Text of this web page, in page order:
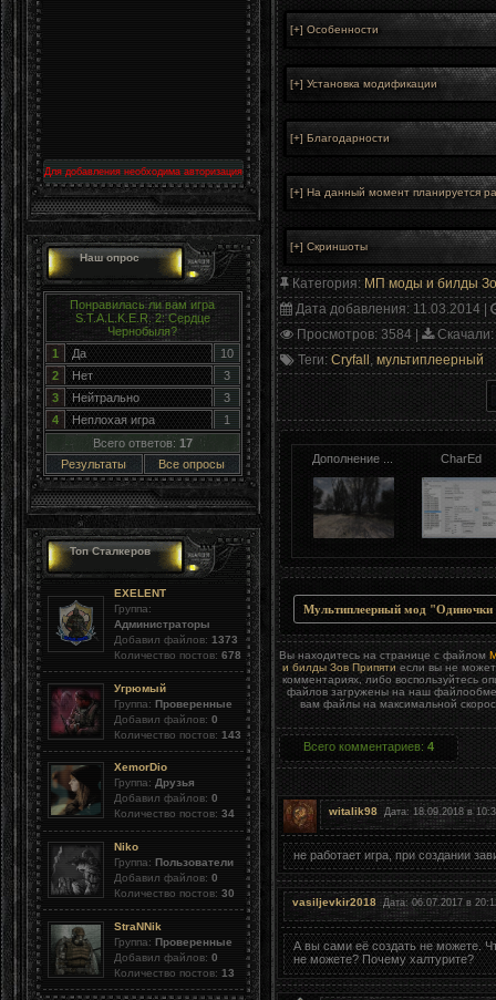
Для добавления необходима авторизация
Наш опрос
Понравилась ли вам игра
S.T.A.L.K.E.R. 2: Сердце
Чернобыля?
1
Да
10
2
Нет
3
3
Нейтрально
3
4
Неплохая игра
1
Всего ответов: 17
Результаты
Все опросы
Топ Сталкеров
EXELENT
Группа:
Администраторы
Добавил файлов: 1373
Количество постов: 678
Угрюмый
Группа: Проверенные
Добавил файлов: 0
Количество постов: 143
XemorDio
Группа: Друзья
Добавил файлов: 0
Количество постов: 34
Niko
Группа: Пользователи
Добавил файлов: 0
Количество постов: 30
StraNNik
Группа: Проверенные
Добавил файлов: 0
Количество постов: 13
Категория: МП моды и билды
Дата добавления: 11.03.2014 |
Просмотров: 3584 | Скачали
Теги: Cryfall мультиплеерный
Дополнение ... CharEd
Мультиплеерный мод "Одиночки
Вы находитесь на странице с файлом
и билды Зов Припяти если вы не
комментариях, либо воспользуйтесь
файлов загружены на наш
вам файлы на максимальной
Всего комментариев: 4
witalik98 Дата: 18.09.2018 в
не работает игра, при создании
vasiljevkir2018 Дата: 06.07.2017 в
А вы сами её создать не можете.
не можете? Почему халтурите?